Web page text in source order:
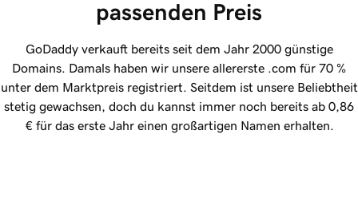
passenden Preis
GoDaddy verkauft bereits seit dem Jahr 2000 günstige
Domains. Damals haben wir unsere allererste .com für 70 %
unter dem Marktpreis registriert. Seitdem ist unsere Beliebtheit
stetig gewachsen, doch du kannst immer noch bereits ab 0,86
€für das erste Jahr einen großartigen Namen erhalten.